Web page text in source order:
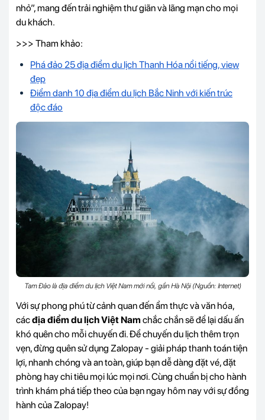
nhỏ”, mang đến trải nghiệm thư giãn và lãng mạn cho mọi
du khách.
>>> Tham khảo:
Phá đảo 25 địa điểm du lịch Thanh Hóa nổi tiếng, view
đẹp
Điểm danh 10 địa điểm du lịch Bắc Ninh với kiến trúc
độc đáo
Tam Đảo là địa điểm du lịch Việt Nam mới nổi, gần Hà Nội (Nguồn: Internet)
Với sự phong phú từ cảnh quan đến ẩm thực và văn hóa,
cácđịa điểm du lịch Việt Namchắc chắn sẽ để lại dấu ấn
khó quên cho mỗi chuyến đi. Để chuyến du lịch thêm trọn
vẹn, đừng quên sử dụng Zalopay - giải pháp thanh toán tiện
lợi, nhanh chóng và an toàn, giúp bạn dễ dàng đặt vé, đặt
phòng hay chi tiêu mọi lúc mọi nơi. Cùng chuẩn bị cho hành
trình khám phá tiếp theo của bạn ngay hôm nay với sự đồng
hành của Zalopay!